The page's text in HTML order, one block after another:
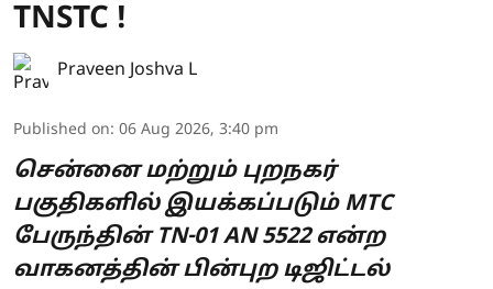
TNSTC !
Praveen Joshva L
Published on: 06 Aug 2026, 3:40 pm
சென்னை மற்றும் புறநகர்
பகுதிகளில் இயக்கப்படும் MTC
பேருந்தின் TN-01 AN 5522 என்ற
வாகனத்தின் பின்புற டிஜிட்டல்